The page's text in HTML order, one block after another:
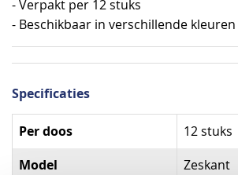
- Verpakt per 12 stuks
- Beschikbaar in verschillende kleuren
Specificaties
Specificaties
Per doos 12 stuks
Model Zeskant